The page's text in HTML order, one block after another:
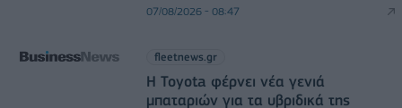
07/08/2026 - 08:47
fleetnews.gr
Η Toyota φέρνει νέα γενιά
μπαταριών για τα υβριδικά της